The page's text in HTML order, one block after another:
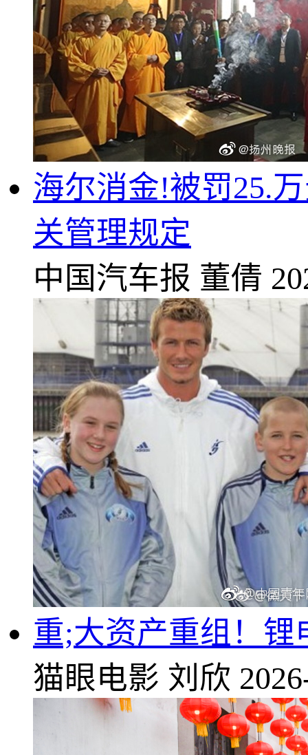
海尔消金!被罚25.
关管理规定
中国汽车报 董倩
重;大资产重组！锂
猫眼电影 刘欣